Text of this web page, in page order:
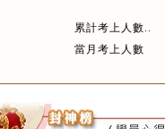
累計考上人數..
當月考上人數